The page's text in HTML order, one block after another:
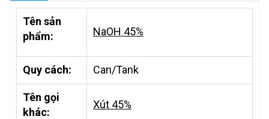
Tên sản
phẩm:
NaOH 45%
Quy cách: Can/Tank
Tên gọi
khác:
Xút 45%